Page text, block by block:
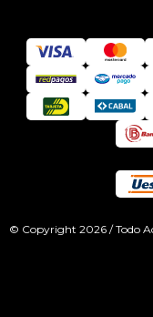
© Copyright 2026 / Todo